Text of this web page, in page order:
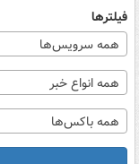
فیلترها
همه سرویس‌ها
همه انواع خبر
همه باکس‌ها